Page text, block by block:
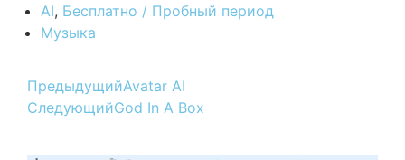
AI, Бесплатно / Пробный период
Музыка
ПредыдущийAvatar AI
СледующийGod In A Box